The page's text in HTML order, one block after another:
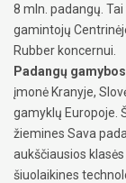
8 mln. padangų.
gamintojų
Rubber koncernui.
Padangų
įmonė Kranyje,
gamyklų Europoje.
žiemines Sava
aukščiausios
šiuolaikines